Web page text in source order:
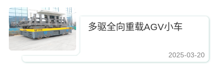
多驱全向重载AGV小车
2025-03-20